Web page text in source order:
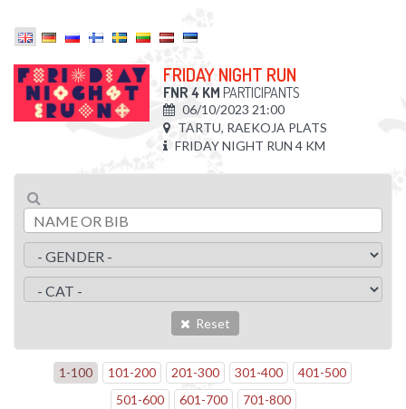
FRIDAY NIGHT RUN
FNR 4 KM PARTICIPANTS
06/10/2023 21:00
TARTU, RAEKOJA PLATS
FRIDAY NIGHT RUN 4 KM
Reset
1-100 101-200 201-300 301-400 401-500
501-600 601-700 701-800